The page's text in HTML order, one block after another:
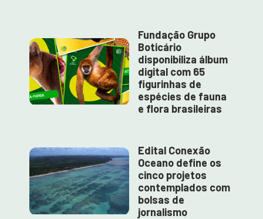
Fundação Grupo
Boticário
disponibiliza álbum
digital com 65
figurinhas de
espécies de fauna
e flora brasileiras
Edital Conexão
Oceano define os
cinco projetos
contemplados com
bolsas de
jornalismo